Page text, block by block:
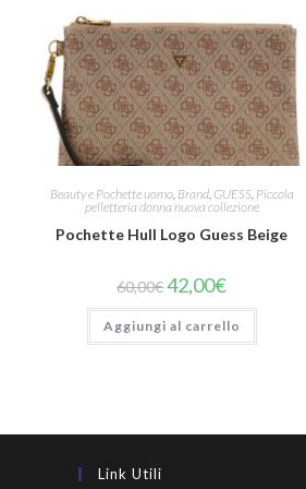
Beauty e Pochette uomo, Brand, GUESS, Piccola
pelletteria donna nuova collezione
Pochette Hull Logo Guess Beige
60,00€42,00€
Aggiungi al carrello
Link Utili